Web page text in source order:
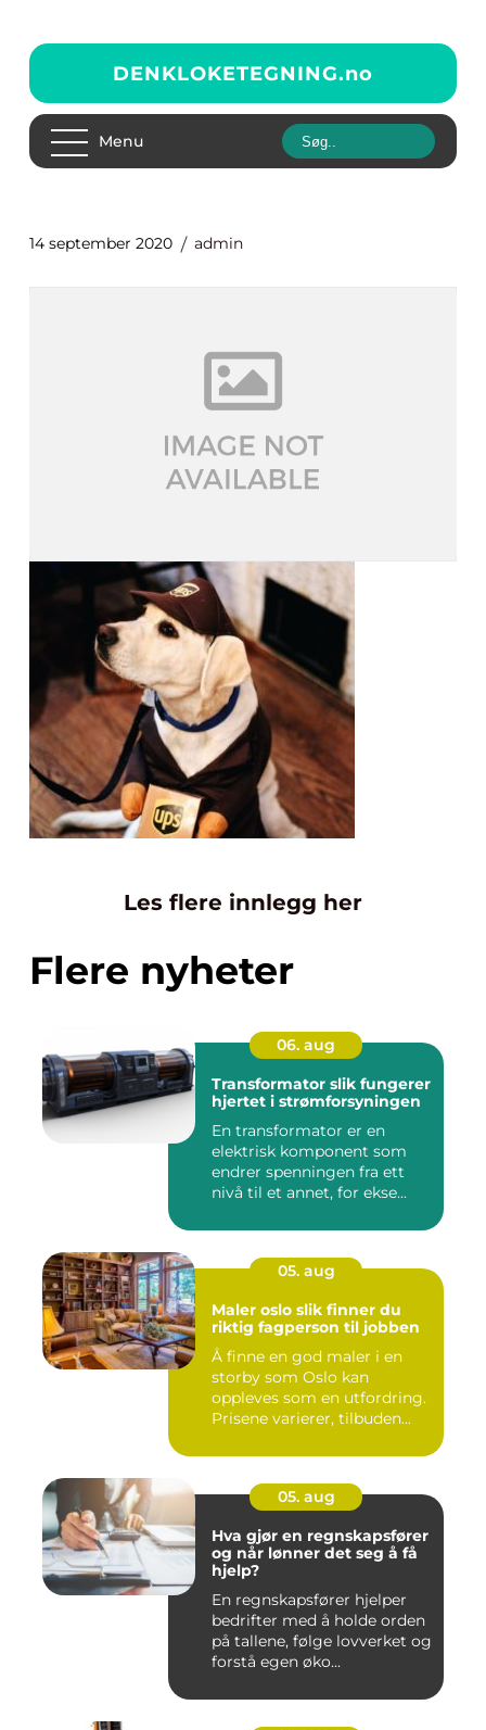
DENKLOKETEGNING.no
Menu
14 september 2020 admin
Les flere innlegg her
Flere nyheter
06. aug
Transformator slik fungerer
hjertet i strømforsyningen
En transformator er en
elektrisk komponent som
endrer spenningen fra ett
nivå til et annet, for ekse...
05. aug
Maler oslo slik finner du
riktig fagperson til jobben
Å finne en god maler i en
storby som Oslo kan
oppleves som en utfordring.
Prisene varierer, tilbuden...
05. aug
Hva gjør en regnskapsfører
og når lønner det seg å få
hjelp?
En regnskapsfører hjelper
bedrifter med å holde orden
på tallene, følge lovverket og
forstå egen øko...